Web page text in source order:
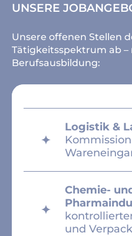
UNSERE
Unsere offenen Stellen
Tätigkeitsspektrum ab
Berufsausbildung:
Logistik &
Chemie-
und